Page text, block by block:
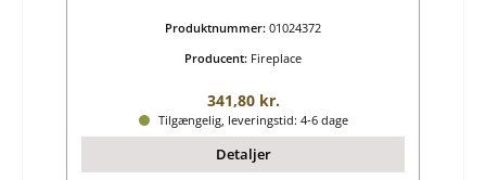
Produktnummer: 01024372
Producent: Fireplace
Almindelig pris:
341,80 kr.
Tilgængelig, leveringstid: 4-6 dage
Detaljer